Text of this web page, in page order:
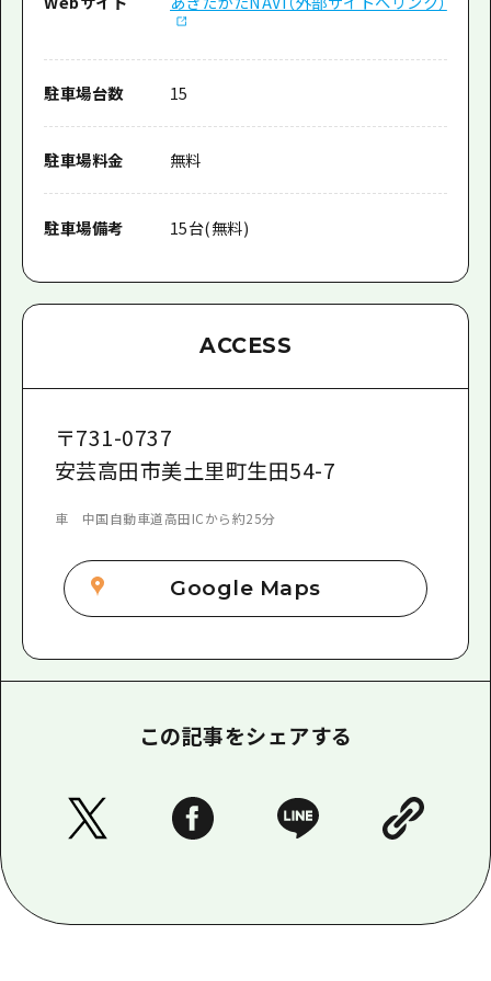
駐車場台数 15
駐車場料金 無料
駐車場備考 15台(無料)
ACCESS
〒731-0737
安芸高田市美土里町生田54-7
車 中国自動車道高田ICから約25分
Google Maps
この記事をシェアする